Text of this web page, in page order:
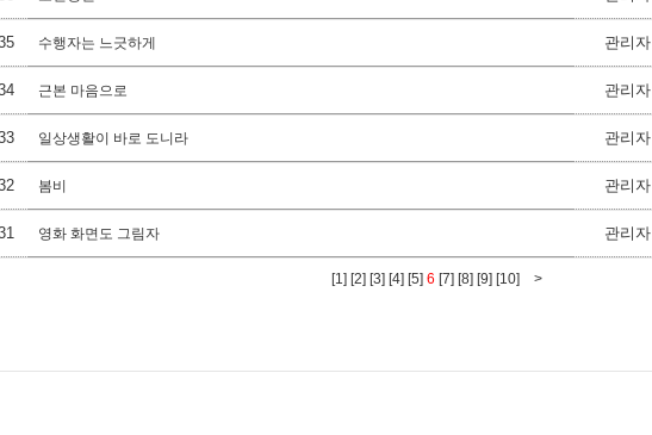
수행자는 느긋하게 관리자
근본 마음으로 관리자
일상생활이 바로 도니라 관리자
봄비 관리자
영화 화면도 그림자 관리자
[1] [2] [3] [4] [5] 6 [7] [8] [9] [10] >